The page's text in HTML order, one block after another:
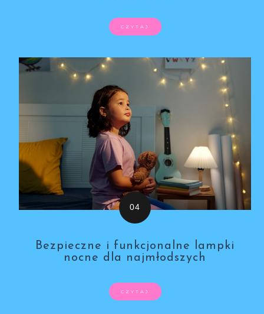
CZYTAJ
Bezpieczne i funkcjonalne lampki
nocne dla najmłodszych
CZYTAJ